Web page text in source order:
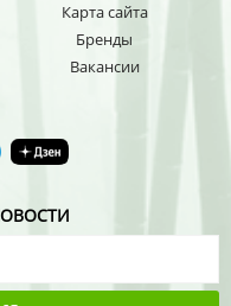
Карта сайта
Бренды
Вакансии